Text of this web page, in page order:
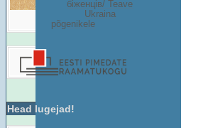
біженців/ Teave
Ukraina
põgenikele
Head lugejad!